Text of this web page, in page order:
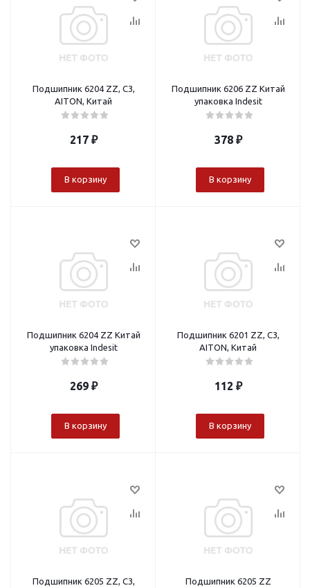
Подшипник 6204 ZZ, C3,
AITON, Китай
217₽
В корзину
Подшипник 6206 ZZ Китай
упаковка Indesit
378₽
В корзину
Подшипник 6204 ZZ Китай
упаковка Indesit
269₽
В корзину
Подшипник 6201 ZZ, C3,
AITON, Китай
112 ₽
В корзину
Подшипник 6205 ZZ, C3,
Подшипник 6205 ZZ